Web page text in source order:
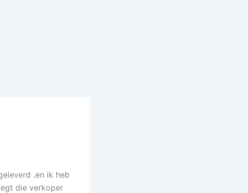
.en ik heb
die verkoper